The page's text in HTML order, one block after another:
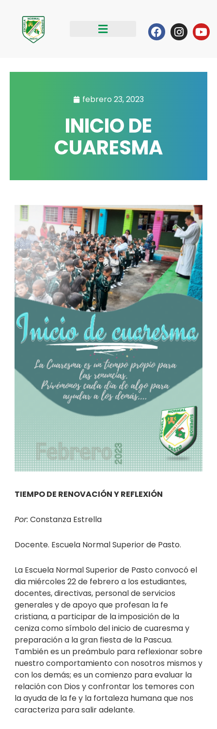
contenido
Facebook
febrero 23, 2023
INICIO DE
CUARESMA
TIEMPO DE RENOVACIÓN Y REFLEXIÓN
Por: Constanza Estrella
Docente. Escuela Normal Superior de Pasto.
La Escuela Normal Superior de Pasto convocó el
dia miércoles 22 de febrero a los estudiantes,
docentes, directivas, personal de servicios
generales y de apoyo que profesan la fe
cristiana, a participar de la imposición de la
ceniza como símbolo del inicio de cuaresma y
preparación a la gran fiesta de la Pascua.
También es un preámbulo para reflexionar sobre
nuestro comportamiento con nosotros mismos y
con los demás; es un comienzo para evaluar la
relación con Dios y confrontar los temores con
la ayuda de la fe y la fortaleza humana que nos
caracteriza para salir adelante.